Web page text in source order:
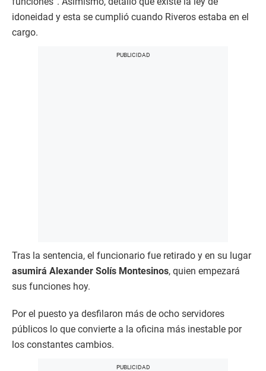
idoneidad y esta se cumplió cuando Riveros estaba en el
cargo.
Tras la sentencia, el funcionario fue retirado y en su lugar
asumirá Alexander Solís Montesinos, quien empezará
sus funciones hoy.
Por el puesto ya desfilaron más de ocho servidores
públicos lo que convierte a la oficina más inestable por
los constantes cambios.